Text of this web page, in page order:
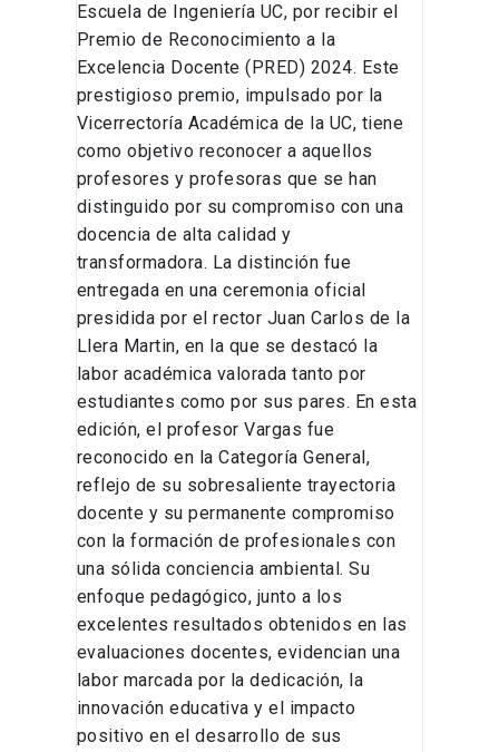
Escuela de Ingeniería UC, por recibir el
Premio de Reconocimiento a la
Excelencia Docente (PRED) 2024. Este
prestigioso premio, impulsado por la
Vicerrectoría Académica de la UC, tiene
como objetivo reconocer a aquellos
profesores y profesoras que se han
distinguido por su compromiso con una
docencia de alta calidad y
transformadora. La distinción fue
entregada en una ceremonia oficial
presidida por el rector Juan Carlos de la
Llera Martin, en la que se destacó la
labor académica valorada tanto por
estudiantes como por sus pares. En esta
edición, el profesor Vargas fue
reconocido en la Categoría General,
reflejo de su sobresaliente trayectoria
docente y su permanente compromiso
con la formación de profesionales con
una sólida conciencia ambiental. Su
enfoque pedagógico, junto a los
excelentes resultados obtenidos en las
evaluaciones docentes, evidencian una
labor marcada por la dedicación, la
innovación educativa y el impacto
positivo en el desarrollo de sus